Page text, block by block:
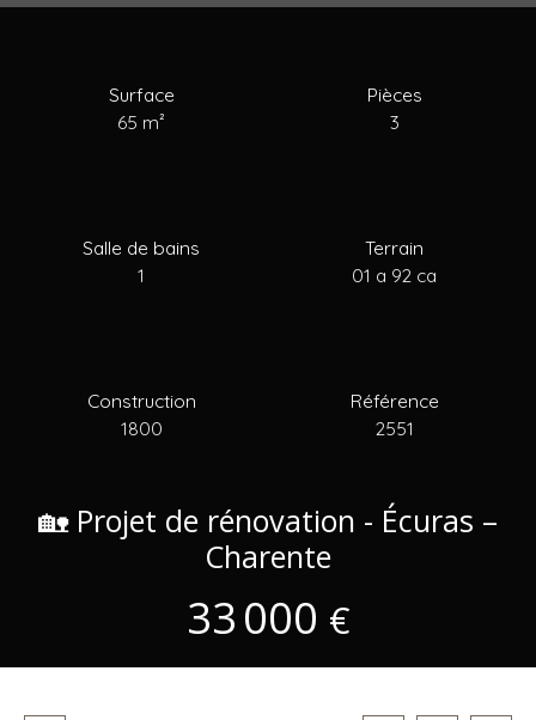
Surface
65 m²
Pièces
3
Salle de bains
1
Terrain
01 a 92 ca
Construction
1800
Référence
2551
🏡 Projet de rénovation - Écuras –
Charente
33 000 €